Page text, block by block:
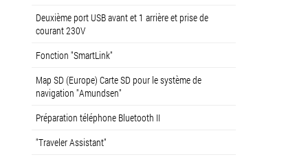
Deuxième port USB avant et 1 arrière et prise de
courant 230V
Fonction "SmartLink"
Map SD (Europe) Carte SD pour le système de
navigation "Amundsen"
Préparation téléphone Bluetooth II
"Traveler Assistant"